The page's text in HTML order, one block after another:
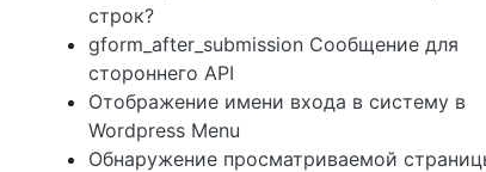
строк?
gform_after_submission Сообщение для
стороннего API
Отображение имени входа в систему в
Wordpress Menu
Обнаружение просматриваемой